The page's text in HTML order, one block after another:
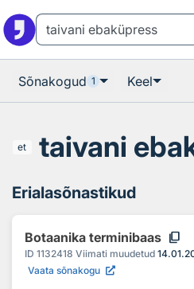
Sõnakogud 1 Keel
et taivani
Erialasõnastikud
Botaanika terminibaas content_copy
ID 1132418 Viimati muudetud
Vaata sõnakogu